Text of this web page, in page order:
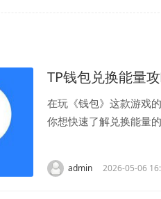
TP钱包兑换能量
在玩《钱包》这款游戏
你想快速了解兑换能量
admin 2026-05-06